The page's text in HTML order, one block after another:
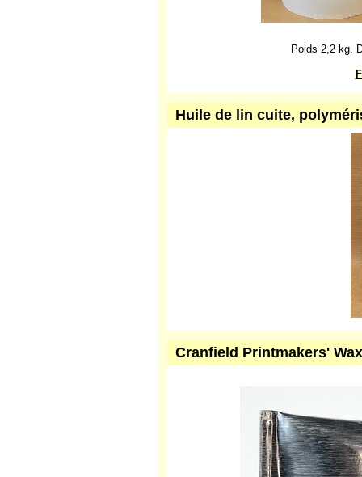
Poids 2,2 kg.
Huile de lin cuite,
Cranfield Printmakers'